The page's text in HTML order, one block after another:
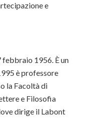
e
1956. È un
è professore
la Facoltà di
e Filosofia
dirige il Labont